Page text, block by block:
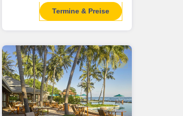
Termine & Preise